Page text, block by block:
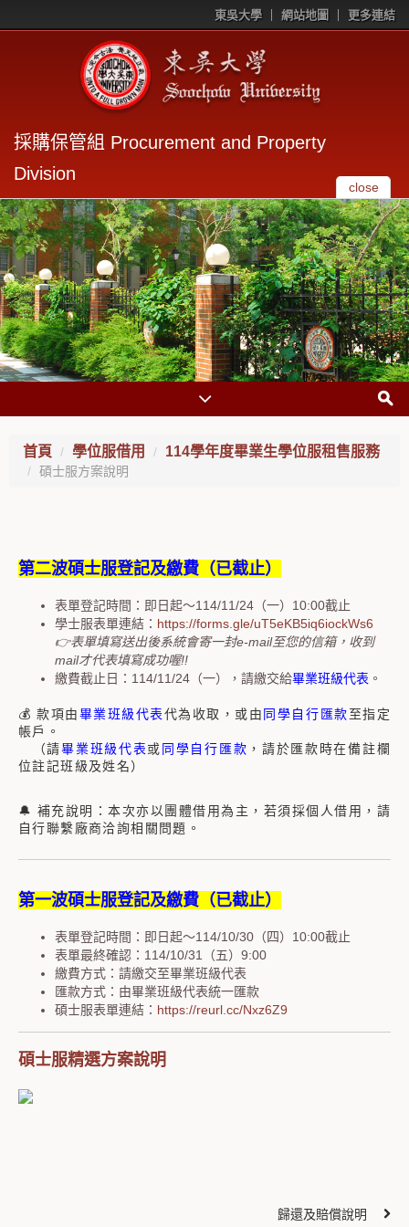
東吳大學 網站地圖 更多連結
採購保管組 Procurement and Property
Division
close
首頁 學位服借用 114學年度畢業生學位服租售服務
碩士服方案說明
第二波碩士服登記及繳費（已截止）
表單登記時間：即日起～114/11/24（一）10:00截止
學士服表單連結： https://forms.gle/uT5eKB5iq6iockWs6
👉表單填寫送出後系統會寄一封e-mail至您的信箱，收到
mail才代表填寫成功喔!!
繳費截止日：114/11/24（一），請繳交給畢業班級代表 。
💰 款項由畢業班級代表代為收取，或由 同學自行匯款至指定
帳戶。
（請畢業班級代表或 同學自行匯款 ，請於匯款時在備註欄
位註記班級及姓名）
🔔 補充說明：本次亦以團體借用為主，若須採個人借用，請
自行聯繫廠商洽詢相關問題。
第一波碩士服登記及繳費（已截止）
表單登記時間：即日起～114/10/30（四）10:00截止
表單最終確認：114/10/31（五）9:00
繳費方式：請繳交至畢業班級代表
匯款方式：由畢業班級代表統一匯款
碩士服表單連結： https://reurl.cc/Nxz6Z9
碩士服精選方案說明
歸還及賠償說明